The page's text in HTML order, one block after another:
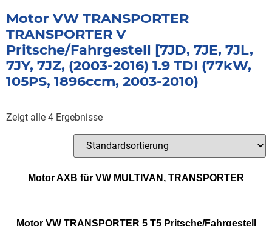
Motor VW TRANSPORTER
TRANSPORTER V
Pritsche/Fahrgestell [7JD, 7JE, 7JL,
7JY, 7JZ, (2003-2016) 1.9 TDI (77kW,
105PS, 1896ccm, 2003-2010)
Zeigt alle 4 Ergebnisse
Motor AXB für VW MULTIVAN, TRANSPORTER
Motor VW TRANSPORTER 5 T5 Pritsche/Fahrgestell